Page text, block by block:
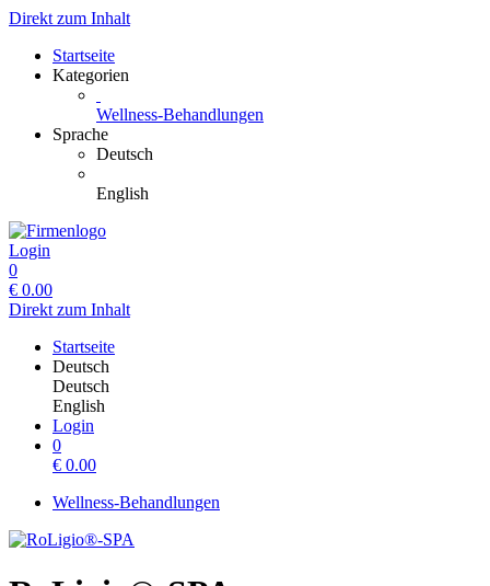
Direkt zum Inhalt
Startseite
Kategorien
Wellness-Behandlungen
Sprache
Deutsch
English
Login
0
€ 0.00
Direkt zum Inhalt
Startseite
Deutsch
Deutsch
English
Login
0
€ 0.00
Wellness-Behandlungen